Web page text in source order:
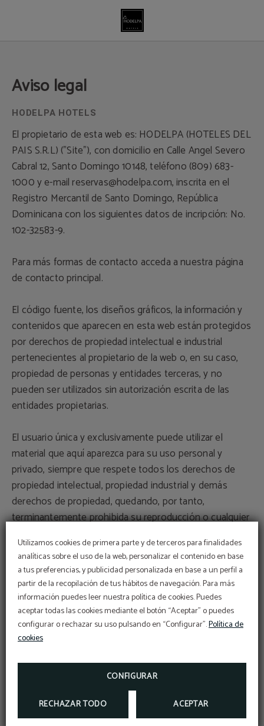
Utilizamos cookies de primera parte y de terceros para finalidades
analíticas sobre el uso de la web, personalizar el contenido en base
a tus preferencias, y publicidad personalizada en base a un perfil a
partir de la recopilación de tus hábitos de navegación. Para más
información puedes leer nuestra política de cookies. Puedes
aceptar todas las cookies mediante el botón “Aceptar” o puedes
configurar o rechazar su uso pulsando en “Configurar”.Política de
cookies
CONFIGURAR
RECHAZAR TODO ACEPTAR
Aviso legal
El propietario de esta web es: HODELPA (HOTELES DEL
PAIS S.R.L) ("Site"), con domicilio en Calle Angel Severo
Cabral 12, Santo Domingo 10148, teléfono (809) 683-
1000 y e-mail reservas@hodelpa.com, inscrita en el
Registro Mercantil de Santo Domingo, República
Dominicana con los siguientes datos de incripción: No.
102-32583-9.
Para más formas de contacto acceda a nuestra página
de contacto principal.
El código fuente, los diseños gráficos, la información y
contenidos que aparecen en esta web están protegidos
por derechos de propiedad intelectual e industrial
pertenecientes al propietario de la web o, en su caso,
propiedad de personas y entidades terceras, y no
pueden ser utilizados sin autorización escrita de las
entidades propietarias.
El usuario única y exclusivamente puede utilizar el
material que aquí aparezca para su uso personal y
privado, siempre que respete todos los derechos de
propiedad intelectual, propiedad industrial y demás
derechos de propiedad, quedando, por tanto,
terminantemente prohibida su reproducción o cualquier
incurrir en actividades ilícitas; su distribución, difusión, así
como su modificación, alteración, descompilación o
almacenamiento para cualquier finalidad.
Las entidades propietarias perseguirán el
incumplimiento de las anteriores condiciones, así como
cualquier utilización indebida de los contenidos
presentados ejercitando todas las acciones civiles y
penales que le correspondan.